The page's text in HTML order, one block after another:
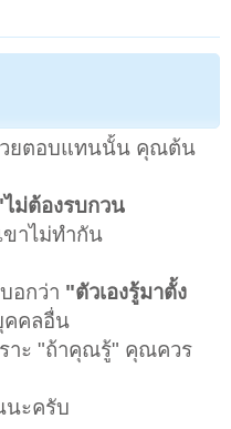
ยตอบแทนนั้น คุณต้น
ม่ต้องรบกวน
าไม่ทำกัน
อกว่า "ตัวเองรู้มาตั้ง
คคลอื่น
ราะ "ถ้าคุณรู้" คุณควร
นะครับ